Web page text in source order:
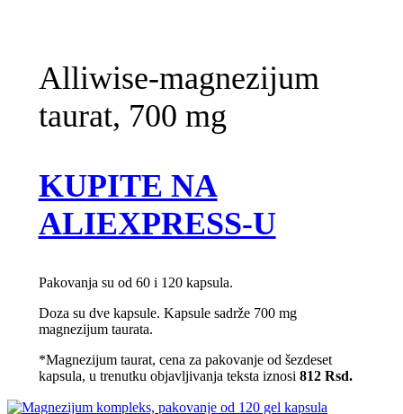
Alliwise-magnezijum
taurat, 700 mg
KUPITE NA
ALIEXPRESS-U
Pakovanja su od 60 i 120 kapsula.
Doza su dve kapsule. Kapsule sadrže 700 mg
magnezijum taurata.
*Magnezijum taurat, cena za pakovanje od šezdeset
kapsula, u trenutku objavljivanja teksta iznosi 812 Rsd.